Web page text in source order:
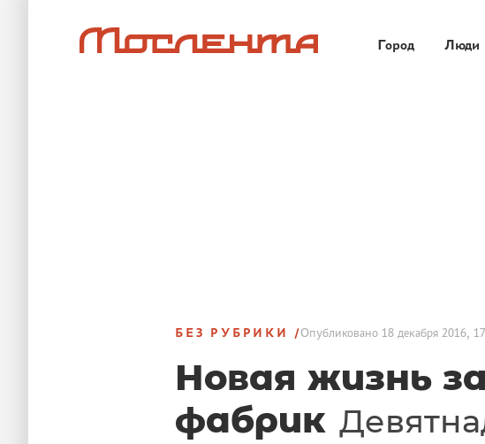
Город Люди
БЕЗ РУБРИКИ Опубликовано18 декабря 2016,
Новая жизнь
фабрик